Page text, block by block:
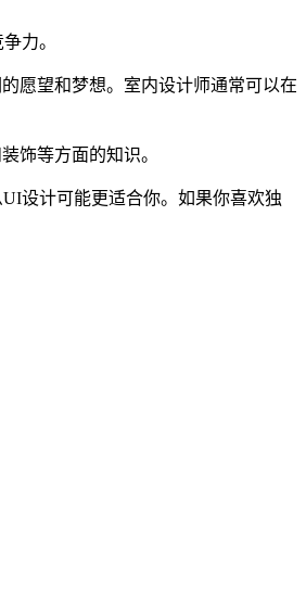
力。
愿望和梦想。室内设计师通常可以在
饰等方面的知识。
设计可能更适合你。如果你喜欢独